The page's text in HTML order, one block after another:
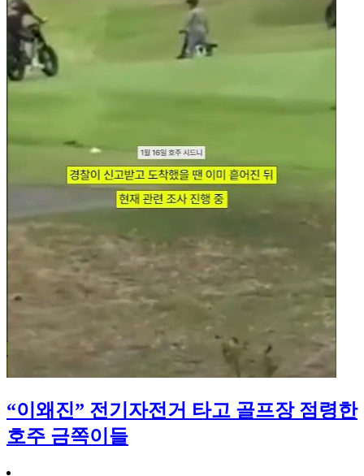
“이왜진” 전기자전거 타고 골프장 점령한
호주 금쪽이들